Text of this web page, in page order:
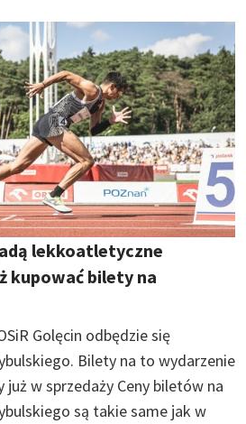
lekkoatletyczne
kupować bilety na
Golęcin odbędzie się
Bilety na to wydarzenie
w sprzedaży Ceny biletów na
są takie same jak w